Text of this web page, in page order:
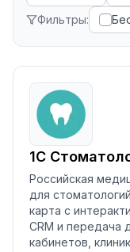
Фильтры:
1С
Российская
для
карта с
CRM и передача
кабинетов,